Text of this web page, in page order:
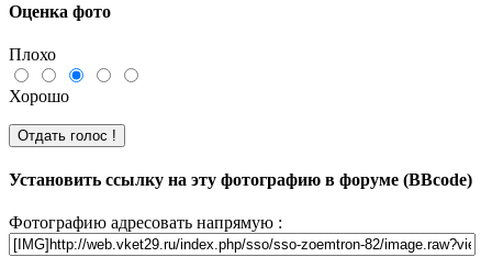
Оценка фото
Плохо
Хорошо
Установить ссылку на эту фотографию в форуме (BBcode)
Фотографию адресовать напрямую :